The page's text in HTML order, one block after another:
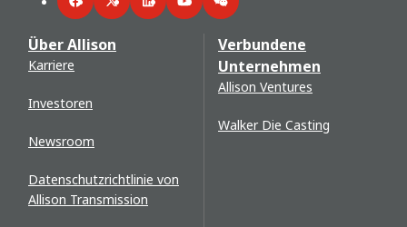
FacebookTwitterLinkedInYouTubeWeChat
Über Allison
Karriere
Investoren
Newsroom
Datenschutzrichtlinie von
Allison Transmission
Verbundene
Unternehmen
Allison Ventures
Walker Die Casting